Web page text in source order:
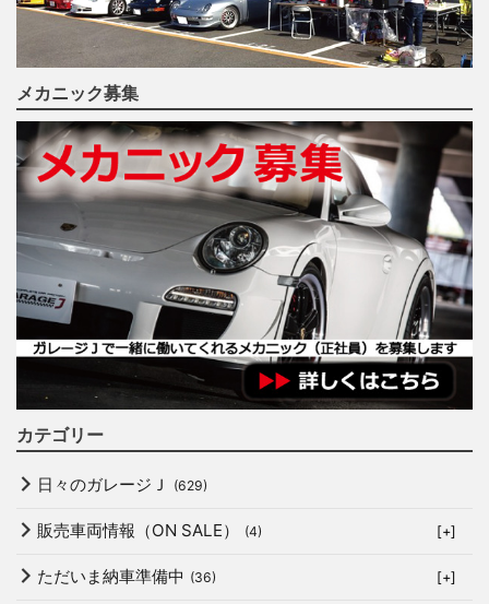
メカニック募集
カテゴリー
日々のガレージＪ (629)
販売車両情報（ON SALE） (4) [+]
ただいま納車準備中 (36) [+]